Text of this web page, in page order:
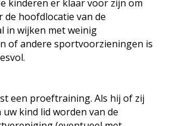
kinderen er klaar voor zijn om
de hoofdlocatie van de
in wijken met weinig
of andere sportvoorzieningen is
een proeftraining. Als hij of zij
kind lid worden van de